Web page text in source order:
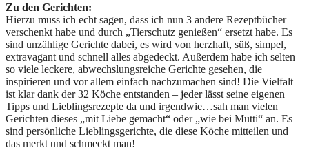
Zu den Gerichten:
Hierzu muss ich echt sagen, dass ich nun 3 andere Rezeptbücher
verschenkt habe und durch „Tierschutz genießen“ ersetzt habe. Es
sind unzählige Gerichte dabei, es wird von herzhaft, süß, simpel,
extravagant und schnell alles abgedeckt. Außerdem habe ich selten
so viele leckere, abwechslungsreiche Gerichte gesehen, die
inspirieren und vor allem einfach nachzumachen sind! Die Vielfalt
ist klar dank der 32 Köche entstanden – jeder lässt seine eigenen
Tipps und Lieblingsrezepte da und irgendwie…sah man vielen
Gerichten dieses „mit Liebe gemacht“ oder „wie bei Mutti“ an. Es
sind persönliche Lieblingsgerichte, die diese Köche mitteilen und
das merkt und schmeckt man!